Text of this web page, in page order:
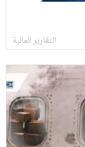
التقارير المالية